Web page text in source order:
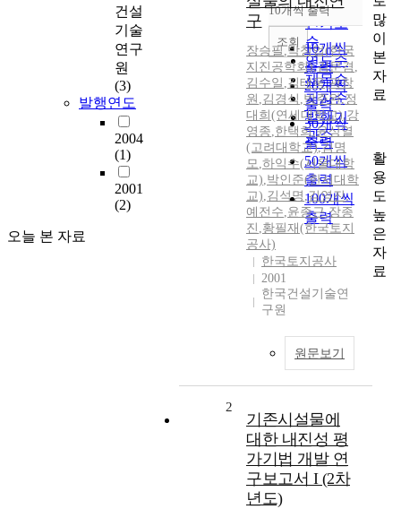
건설
기술
연구
원
(3)
발행연도
2004
(1)
2001
(2)
오늘 본 자료
순
인기도
순
연도순
제목순
저자순
발행기
관순
내림차순
10개씩 출력
10개씩
출력
20개씩
출력
30개씩
출력
50개씩
출력
100개씩
출력
조회
구
장승필,박창업(한국
지진공학회),김문겸 ,
김수일 ,김태욱,곽창
원 ,김경식 ,박주완,정
대희(연세대학교),강
영종,한택희,윤상열
(고려대학교),김명
모,하익수(서울대학
교),박인준(한서대학
교),김석명 ,김영진,
예전수,윤종근,장종
진 ,황필재(한국토지
공사)
한국토지공사
2001
한국건설기술연
구원
원문보기
2
기존시설물에
대한 내진성 평
가기법 개발 연
구보고서 I (2차
년도)
많
이
본
자
료
활
용
도
높
은
자
료